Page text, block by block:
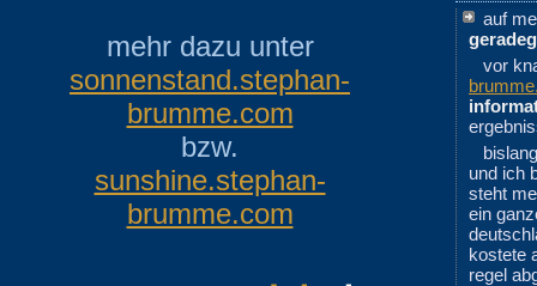
mehr dazu unter
sonnenstand.stephan-
brumme.com
bzw.
sunshine.stephan-
brumme.com
auf
vor
und ich
steht
ein
kostete
regel